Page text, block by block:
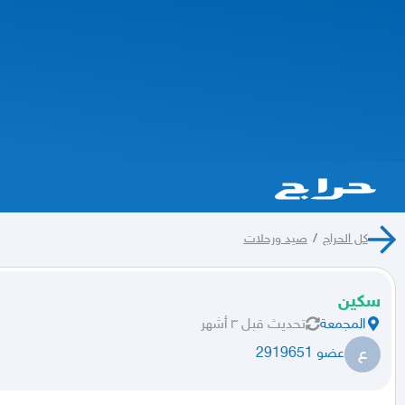
كل الحراج / صيد ورحلات
سكين
المجمعة تحديث قبل ٣ أشهر
ع عضو 2919651